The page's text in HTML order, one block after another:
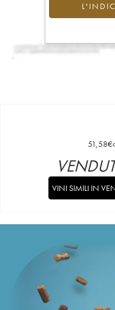
51,58€
VINI SIMILI IN